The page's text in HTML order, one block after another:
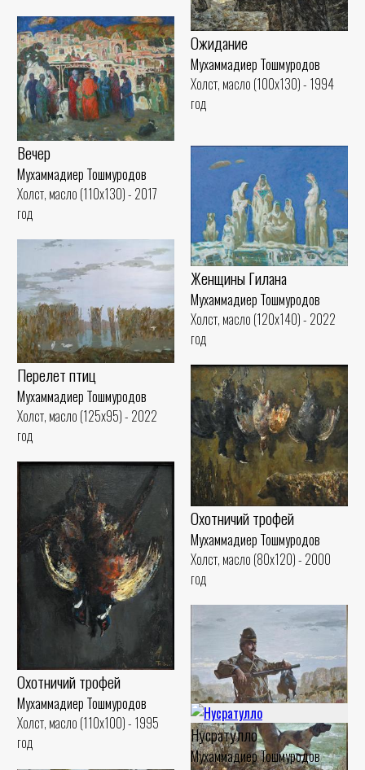
Ожидание
Мухаммадиер Тошмуродов
Холст, масло (100x130) - 1994
год
Вечер
Мухаммадиер Тошмуродов
Холст, масло (110x130) - 2017
год
Женщины Гилана
Мухаммадиер Тошмуродов
Холст, масло (120x140) - 2022
год
Перелет птиц
Мухаммадиер Тошмуродов
Холст, масло (125x95) - 2022
год
Охотничий трофей
Мухаммадиер Тошмуродов
Холст, масло (80x120) - 2000
год
Охотничий трофей
Мухаммадиер Тошмуродов
Холст, масло (110x100) - 1995
год
Нусратулло
Мухаммадиер Тошмуродов